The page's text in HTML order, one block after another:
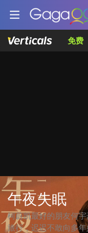
免费
午夜失眠
柯蔚凯最好的朋友何
旅行，迟迟不敢向多